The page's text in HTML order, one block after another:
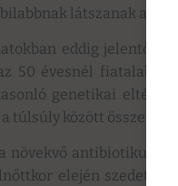
látszanak az
eddig jelentős
50 évesnél fiatalabb
genetikai
túlsúly között
növekvő
elején szedett